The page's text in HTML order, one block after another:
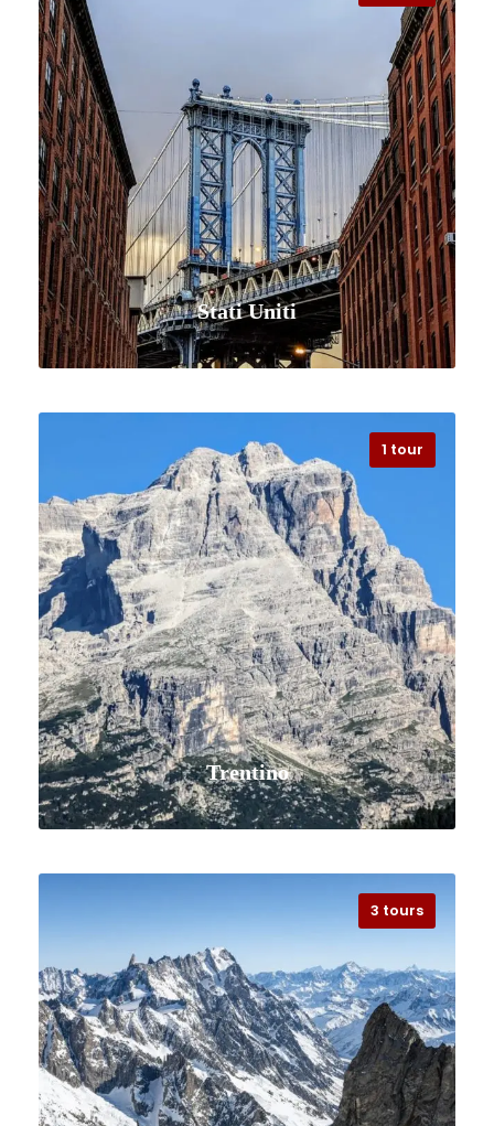
Stati Uniti
VISUALIZZA TUTTI I VIAGGI
1 tour
Trentino
VISUALIZZA TUTTI I VIAGGI
3 tours